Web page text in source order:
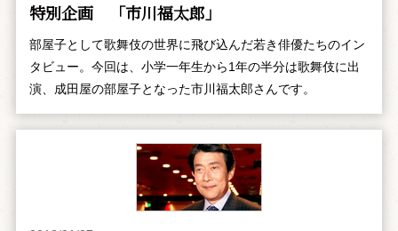
特別企画 「市川福太郎」
部屋子として歌舞伎の世界に飛び込んだ若き俳優たちのイン
タビュー。今回は、小学一年生から1年の半分は歌舞伎に出
演、成田屋の部屋子となった市川福太郎さんです。